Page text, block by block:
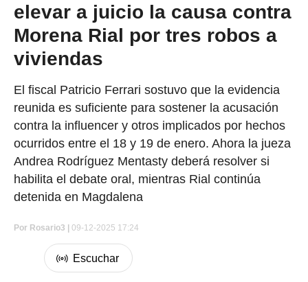
elevar a juicio la causa contra
Morena Rial por tres robos a
viviendas
El fiscal Patricio Ferrari sostuvo que la evidencia
reunida es suficiente para sostener la acusación
contra la influencer y otros implicados por hechos
ocurridos entre el 18 y 19 de enero. Ahora la jueza
Andrea Rodríguez Mentasty deberá resolver si
habilita el debate oral, mientras Rial continúa
detenida en Magdalena
Por Rosario3 | 09-12-2025 17:24